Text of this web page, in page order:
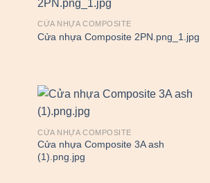
CỬA NHỰA COMPOSITE
Cửa nhựa Composite 2PN.png_1.jpg
CỬA NHỰA COMPOSITE
Cửa nhựa Composite 3A ash
(1).png.jpg